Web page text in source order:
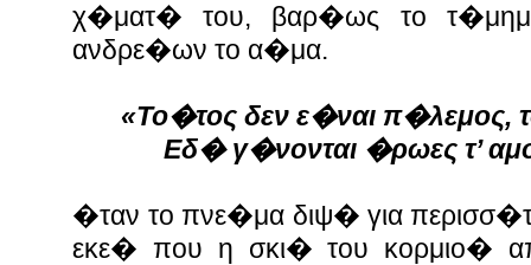
χ�ματ� του, βαρ�ως το
ανδρε�ων το α�μα.
«Το�τος δεν ε�ναι π�λεμος,
Εδ� γ�νονται �ρωες τ’
�ταν το πνε�μα διψ� για
εκε� που η σκι� του κορμιο�